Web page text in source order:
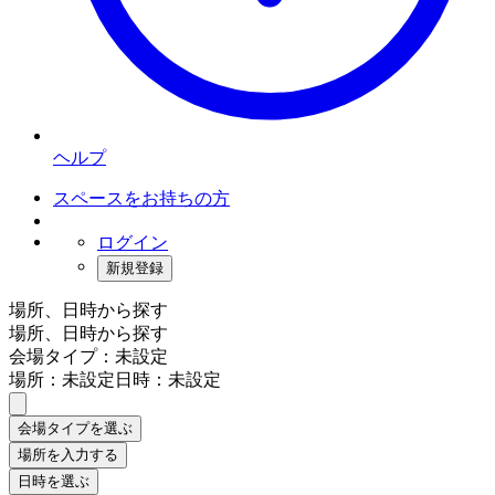
ヘルプ
スペースをお持ちの方
ログイン
新規登録
場所、日時から探す
場所、日時から探す
会場タイプ：未設定
場所：未設定日時：未設定
会場タイプを選ぶ
場所を入力する
日時を選ぶ